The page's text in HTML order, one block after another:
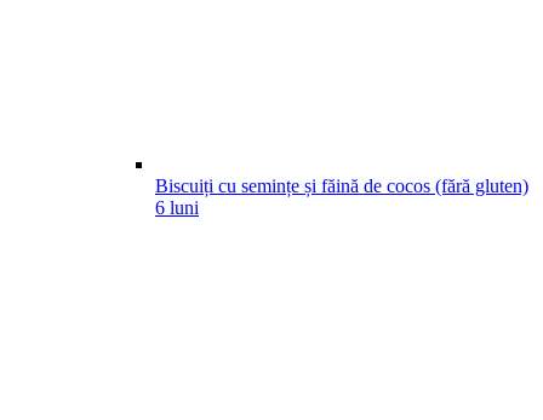
Biscuiți cu semințe și făină de cocos (fără gluten)
6 luni